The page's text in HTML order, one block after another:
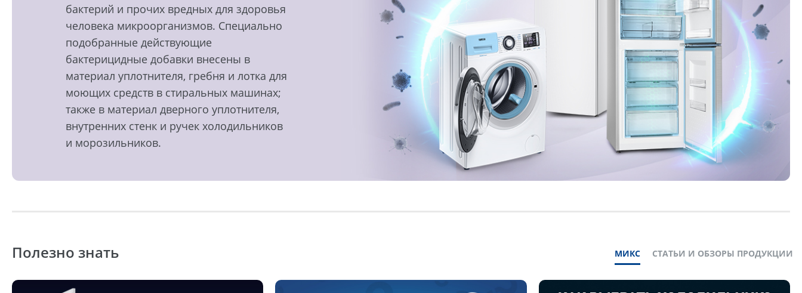
бактерий и прочих вредных для здоровья
человека микроорганизмов. Специально
подобранные действующие
бактерицидные добавки внесены в
материал уплотнителя, гребня и лотка для
моющих средств в стиральных машинах;
также в материал дверного уплотнителя,
внутренних стенк и ручек холодильников
и морозильников.
Полезно знать МИКС СТАТЬИ И ОБЗОРЫ ПРОДУКЦИИ